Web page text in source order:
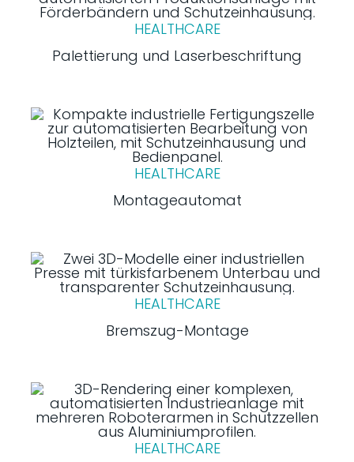
HEALTHCARE
Palettierung und Laserbeschriftung
HEALTHCARE
Montageautomat
HEALTHCARE
Bremszug-Montage
HEALTHCARE